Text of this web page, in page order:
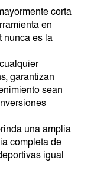
corta
en
nunca es la
garantizan
sean
una amplia
completa de
igual